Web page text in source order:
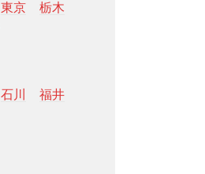
東京
栃木
石川
福井